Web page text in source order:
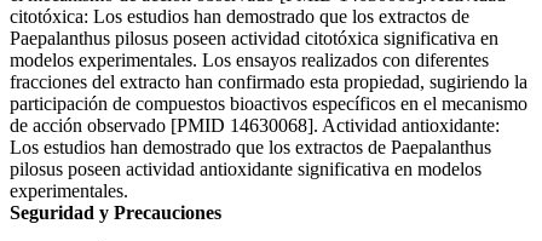
citotóxica: Los estudios han demostrado que los extractos de
Paepalanthus pilosus poseen actividad citotóxica significativa en
modelos experimentales. Los ensayos realizados con diferentes
fracciones del extracto han confirmado esta propiedad, sugiriendo la
participación de compuestos bioactivos específicos en el mecanismo
de acción observado [PMID 14630068]. Actividad antioxidante:
Los estudios han demostrado que los extractos de Paepalanthus
pilosus poseen actividad antioxidante significativa en modelos
experimentales.
Seguridad y Precauciones